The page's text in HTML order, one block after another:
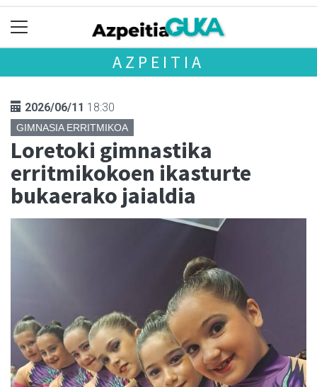
AZPEITIA
2026/06/11 18:30
GIMNASIA ERRITMIKOA
Loretoki gimnastika
erritmikokoen ikasturte
bukaerako jaialdia